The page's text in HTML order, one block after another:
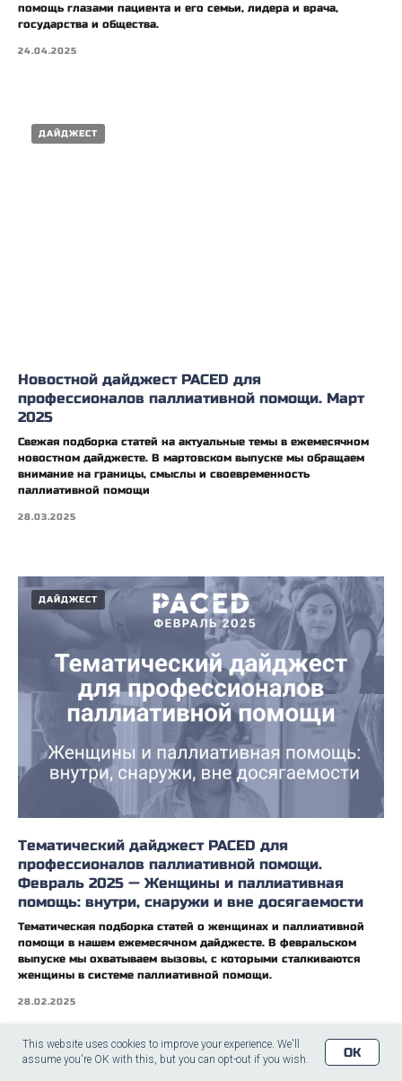
This website uses cookies to improve your experience. We'll
assume you're OK with this, but you can opt-out if you wish.
OK
помощь глазами пациента и его семьи, лидера и врача,
государства и общества.
24.04.2025
ДАЙДЖЕСТ
Новостной дайджест PACED для
профессионалов паллиативной помощи. Март
2025
Свежая подборка статей на актуальные темы в ежемесячном
новостном дайджесте. В мартовском выпуске мы обращаем
внимание на границы, смыслы и своевременность
паллиативной помощи
28.03.2025
ДАЙДЖЕСТ
Тематический дайджест PACED для
профессионалов паллиативной помощи.
Февраль 2025 — Женщины и паллиативная
помощь: внутри, снаружи и вне досягаемости
Тематическая подборка статей о женщинах и паллиативной
помощи в нашем ежемесячном дайджесте. В февральском
выпуске мы охватываем вызовы, с которыми сталкиваются
женщины в системе паллиативной помощи.
28.02.2025